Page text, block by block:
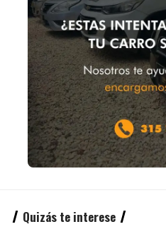
Quizás te interese